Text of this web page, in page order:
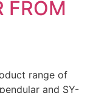
FROM
range of
and SY-